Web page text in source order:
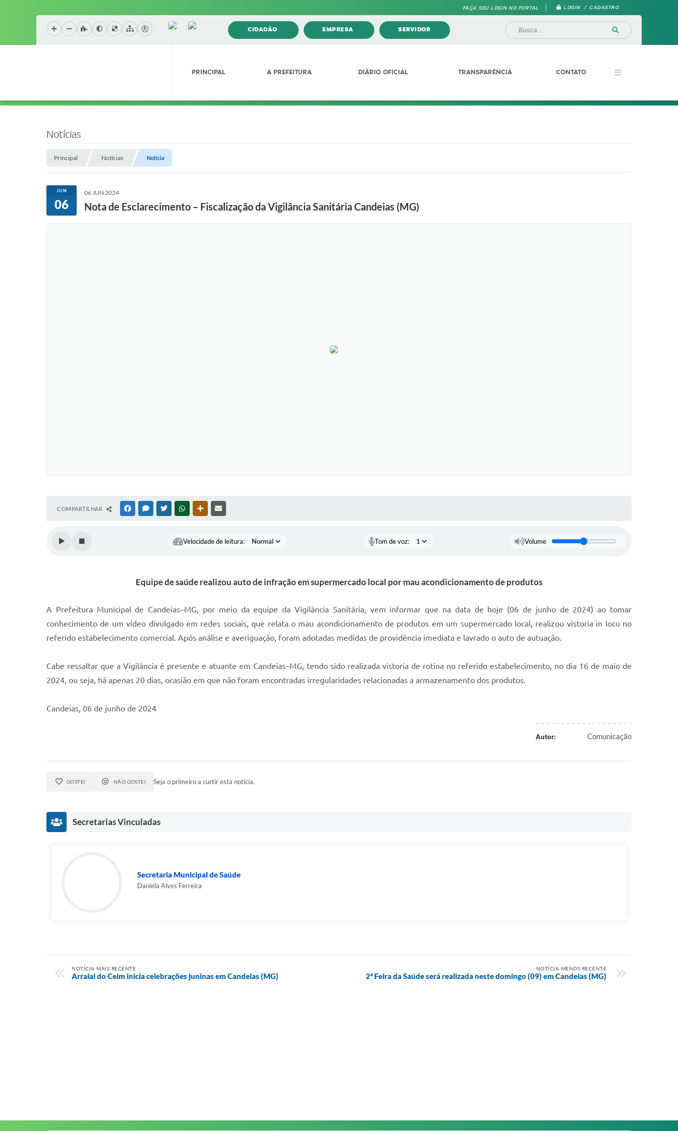
FAÇA SEU LOGIN NO PORTAL LOGIN / CADASTRO
CIDADÃO EMPRESA SERVIDOR
PRINCIPAL A PREFEITURA DIÁRIO OFICIAL TRANSPARÊNCIA CONTATO
Notícias
Principal Notícias Notícia
JUN
06
06 JUN 2024
Nota de Esclarecimento – Fiscalização da Vigilância Sanitária Candeias (MG)
COMPARTILHAR FACEBOOKMESSENGER
TWITTERWHATSAPPOUTRAS MÍDIAS
Velocidade de leitura: Tom de voz: Volume
Equipe de saúde realizou auto de infração em supermercado local por mau acondicionamento de produtos
A Prefeitura Municipal de Candeias–MG, por meio da equipe da Vigilância Sanitária, vem informar que na data de hoje (06 de junho de 2024) ao tomar
conhecimento de um vídeo divulgado em redes sociais, que relata o mau acondicionamento de produtos em um supermercado local, realizou vistoria in locu no
referido estabelecimento comercial. Após análise e averiguação, foram adotadas medidas de providência imediata e lavrado o auto de autuação.
Cabe ressaltar que a Vigilância é presente e atuante em Candeias–MG, tendo sido realizada vistoria de rotina no referido estabelecimento, no dia 16 de maio de
2024, ou seja, há apenas 20 dias, ocasião em que não foram encontradas irregularidades relacionadas a armazenamento dos produtos.
Candeias, 06 de junho de 2024
Autor: Comunicação
GOSTEI NÃO GOSTEI Seja o primeiro a curtir esta notícia.
Secretarias Vinculadas
Secretaria Municipal de Saúde
Daniela Alves Ferreira
NOTÍCIA MAIS RECENTE
Arraial do Ceim inicia celebrações juninas em Candeias (MG)
NOTÍCIA MENOS RECENTE
2ª Feira da Saúde será realizada neste domingo (09) em Candeias (MG)